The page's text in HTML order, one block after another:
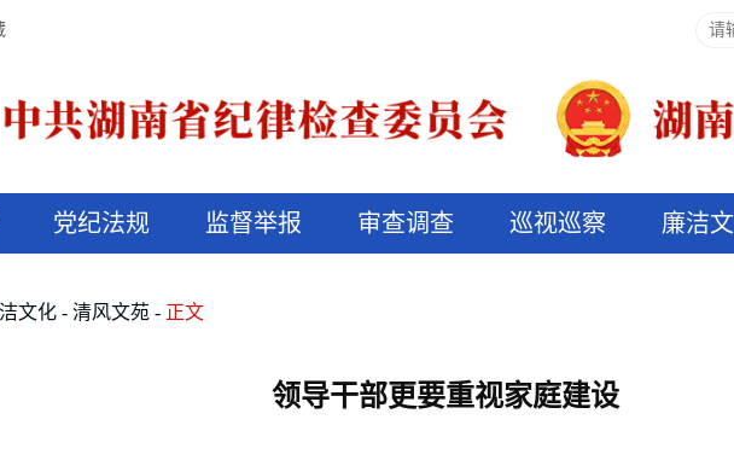
党纪法规 监督举报 审查调查 巡视巡察 廉洁
文化 清风文苑 正文
领导干部更要重视家庭建设